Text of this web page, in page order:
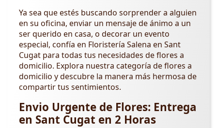
Ya sea que estés buscando sorprender a alguien
en su oficina, enviar un mensaje de ánimo a un
ser querido en casa, o decorar un evento
especial, confía en Floristería Salena en Sant
Cugat para todas tus necesidades de flores a
domicilio. Explora nuestra categoría de flores a
domicilio y descubre la manera más hermosa de
compartir tus sentimientos.
Envio Urgente de Flores: Entrega
en Sant Cugat en 2 Horas